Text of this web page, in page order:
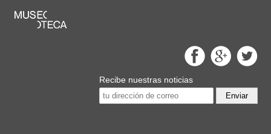
Recibe nuestras noticias
Enviar